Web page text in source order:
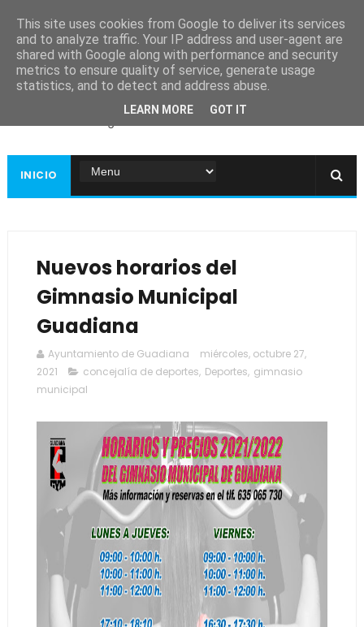
Ayuntamiento de
Guadiana
INICIO
Nuevos horarios del
Gimnasio Municipal
Guadiana
Ayuntamiento de Guadiana
miércoles, octubre 27,
2021
concejalía de deportes, Deportes, gimnasio
municipal
This site uses cookies from Google to deliver its services
and to analyze traffic. Your IP address and user-agent are
shared with Google along with performance and security
metrics to ensure quality of service, generate usage
statistics, and to detect and address abuse.
LEARN MORE GOT IT